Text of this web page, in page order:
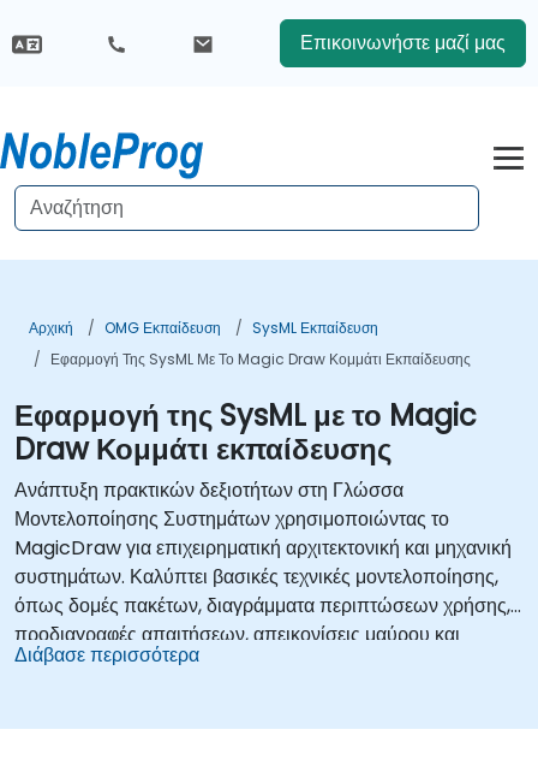
Επικοινωνήστε μαζί μας
Αρχική OMG Εκπαίδευση
SysML Εκπαίδευση
Εφαρμογή Της SysML Με Το Magic Draw Κομμάτι Εκπαίδευσης
Εφαρμογή της SysML με το Magic
Draw Κομμάτι εκπαίδευσης
Ανάπτυξη πρακτικών δεξιοτήτων στη Γλώσσα
Μοντελοποίησης Συστημάτων χρησιμοποιώντας το
MagicDraw για επιχειρηματική αρχιτεκτονική και μηχανική
συστημάτων. Καλύπτει βασικές τεχνικές μοντελοποίησης,
όπως δομές πακέτων, διαγράμματα περιπτώσεων χρήσης,
προδιαγραφές απαιτήσεων, απεικονίσεις μαύρου και
λευκού κουτιού, παραμετρικά διαγράμματα, μηχανές
Διάβασε περισσότερα